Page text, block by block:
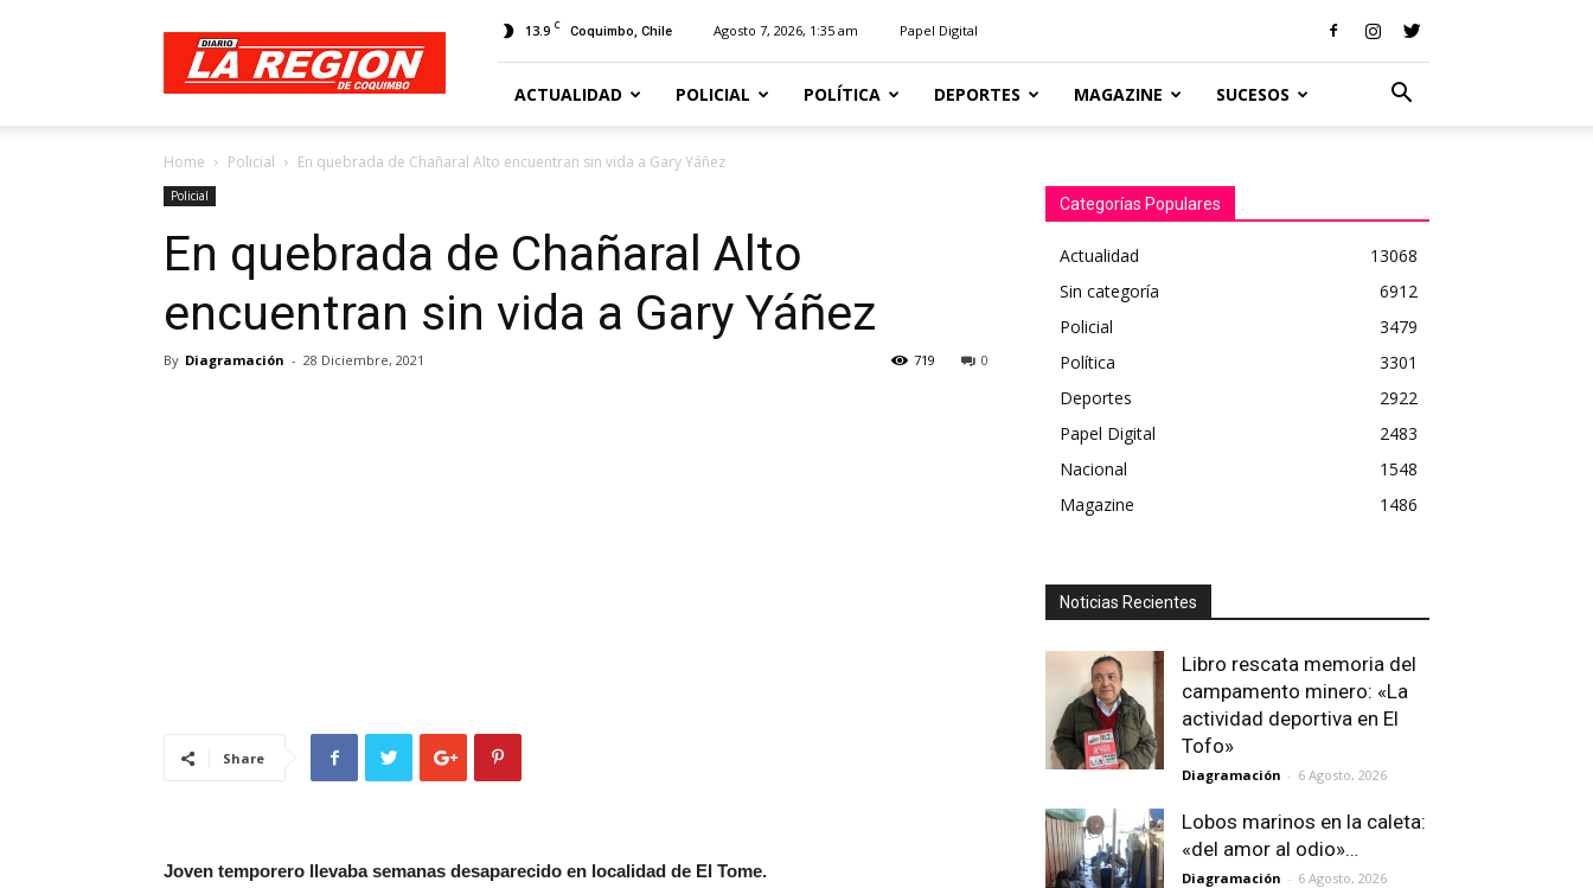
Diario
Región
13.9 C Coquimbo, Chile Agosto 7, 2026, 1:35 am Papel Digital
ACTUALIDAD POLICIAL POLÍTICA DEPORTES MAGAZINE SUCESOS
Home Policial En quebrada de Chañaral Alto encuentran sin vida a Gary Yáñez
Policial
En quebrada de Chañaral Alto
encuentran sin vida a Gary Yáñez
By Diagramación - 28 Diciembre, 2021 0
719
Share
Joven temporero llevaba semanas desaparecido en localidad de El Tome.
Categorías Populares
Actualidad
13068
Sin categoría
6912
Policial
3479
Política
3301
Deportes
2922
Papel Digital
2483
Nacional
1548
Magazine
1486
Noticias Recientes
Libro rescata memoria del
campamento minero: «La
actividad deportiva en El
Tofo»
Diagramación - 6 Agosto, 2026
Lobos marinos en la caleta:
«del amor al odio»…
Diagramación - 6 Agosto, 2026